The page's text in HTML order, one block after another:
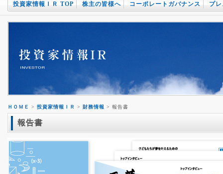
投資家情報ＩＲ TOP 株主の皆様へ コーポレートガバナンス プ
ＨＯＭＥ > 投資家情報ＩＲ > 財務情報 > 報告書
報告書